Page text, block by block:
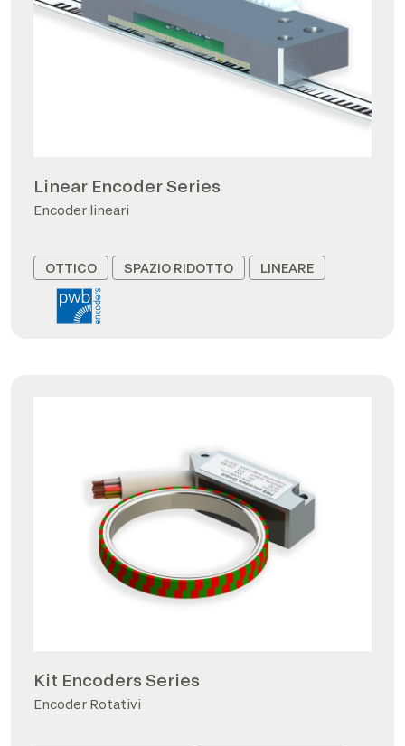
Linear Encoder Series
Encoder lineari
OTTICO SPAZIO RIDOTTO LINEARE
Kit Encoders Series
Encoder Rotativi